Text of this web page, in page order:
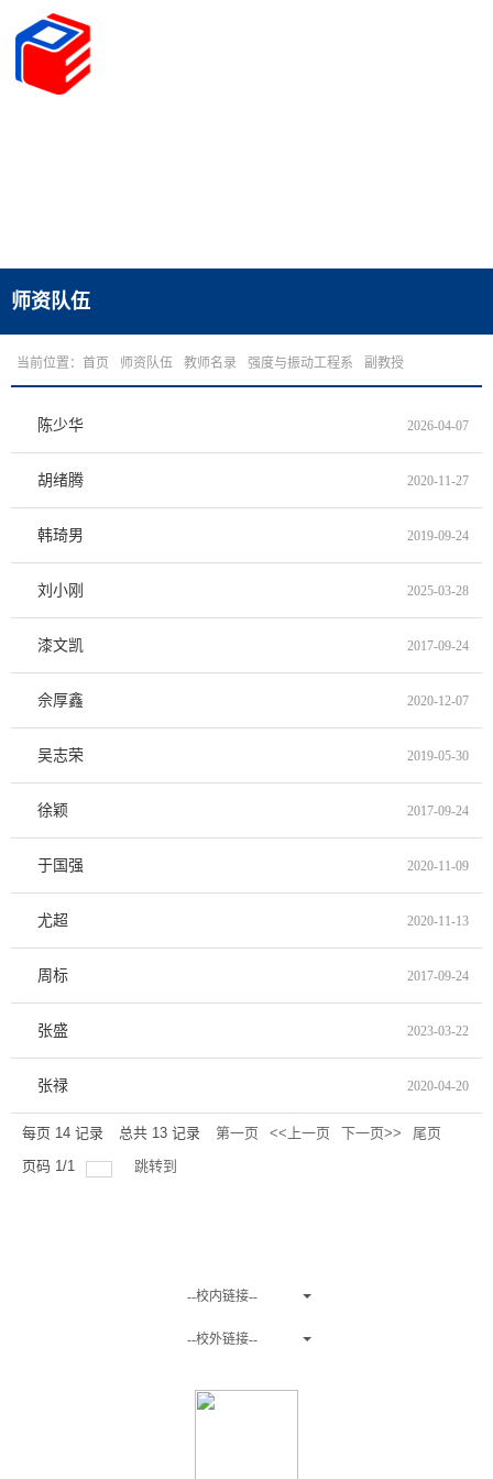
师资队伍
当前位置： 首页 师资队伍 教师名录 强度与振动工程系 副教授
陈少华 2026-04-07
胡绪腾 2020-11-27
韩琦男 2019-09-24
刘小刚 2025-03-28
漆文凯 2017-09-24
佘厚鑫 2020-12-07
吴志荣 2019-05-30
徐颖 2017-09-24
于国强 2020-11-09
尤超 2020-11-13
周标 2017-09-24
张盛 2023-03-22
张禄 2020-04-20
每页 14 记录 总共 13 记录 第一页 <<上一页 下一页>>
尾页
页码 1/1 跳转到
--校内链接--
--校外链接--